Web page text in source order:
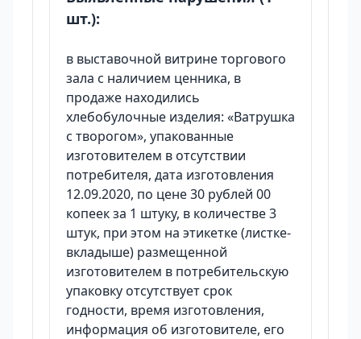
шт.):
в выставочной витрине торгового
зала с наличием ценника, в
продаже находились
хлебобулочные изделия: «Ватрушка
с творогом», упакованные
изготовителем в отсутствии
потребителя, дата изготовления
12.09.2020, по цене 30 рублей 00
копеек за 1 штуку, в количестве 3
штук, при этом на этикетке (листке-
вкладыше) размещенной
изготовителем в потребительскую
упаковку отсутствует срок
годности, время изготовления,
информация об изготовителе, его